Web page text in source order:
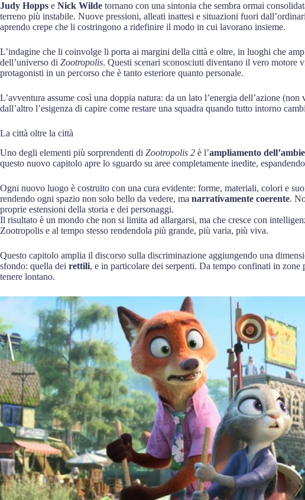
Judy Hopps e Nick Wilde tornano con una sintonia che sembra ormai
terreno più instabile. Nuove pressioni, alleati inattesi e situazioni fuori
aprendo crepe che li costringono a ridefinire il modo in cui lavorano insieme.
L’indagine che li coinvolge li porta ai margini della città e oltre, in luoghi che
dell’universo di Zootropolis. Questi scenari sconosciuti diventano il vero motore
protagonisti in un percorso che è tanto esteriore quanto personale.
L’avventura assume così una doppia natura: da un lato l’energia dell’azione
dall’altro l’esigenza di capire come restare una squadra quando tutto intorno
La città oltre la città
Uno degli elementi più sorprendenti di Zootropolis 2 è l’ampliamento
questo nuovo capitolo apre lo sguardo su aree completamente inedite,
Ogni nuovo luogo è costruito con una cura evidente: forme, materiali, colori e
rendendo ogni spazio non solo bello da vedere, ma narrativamente coerente.
proprie estensioni della storia e dei personaggi.
Il risultato è un mondo che non si limita ad allargarsi, ma che cresce con
Zootropolis e al tempo stesso rendendola più grande, più varia, più viva.
Questo capitolo amplia il discorso sulla discriminazione aggiungendo una
sfondo: quella dei rettili, e in particolare dei serpenti. Da tempo confinati in
tenere lontano.